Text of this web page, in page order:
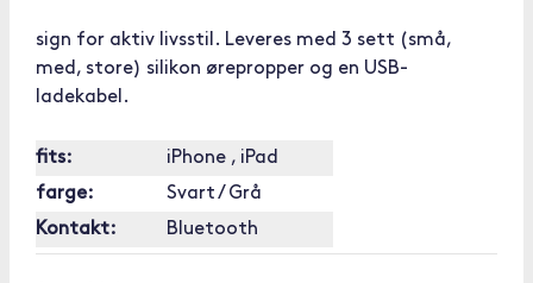
sign for aktiv livsstil. Leveres med 3 sett (små,
med, store) silikon ørepropper og en USB-
ladekabel.
fits:
iPhone , iPad
farge:
Svart / Grå
Kontakt:
Bluetooth